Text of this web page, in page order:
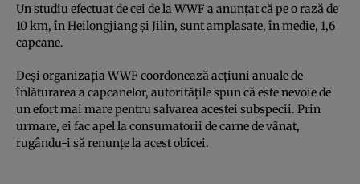
Un studiu efectuat de cei de la WWF a anunţat că pe o rază de
10 km, în Heilongjiang şi Jilin, sunt amplasate, în medie, 1,6
capcane.
Deşi organizaţia WWF coordonează acţiuni anuale de
înlăturarea a capcanelor, autorităţile spun că este nevoie de
un efort mai mare pentru salvarea acestei subspecii. Prin
urmare, ei fac apel la consumatorii de carne de vânat,
rugându-i să renunţe la acest obicei.